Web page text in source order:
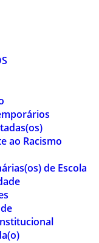
ao Racismo
de Escola